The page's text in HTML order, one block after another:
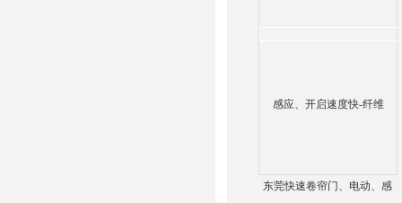
东莞快速卷帘门、电动、感